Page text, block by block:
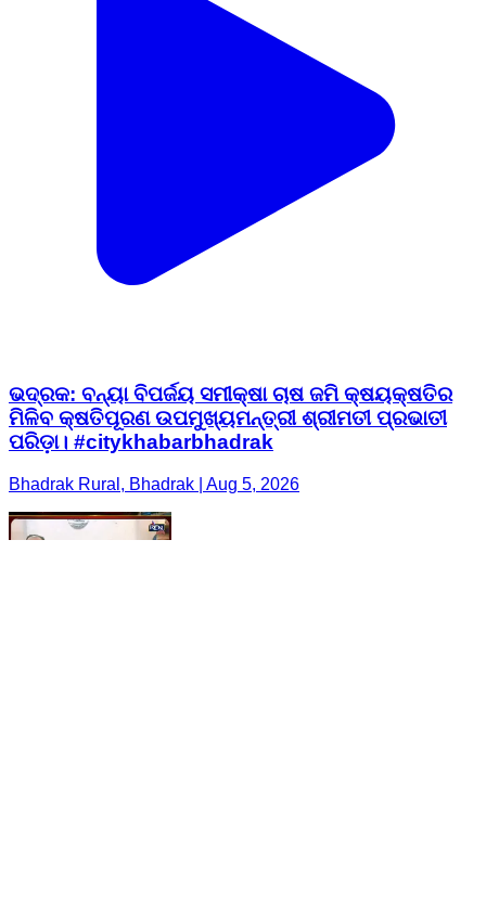
ଭଦ୍ରକ: ବନ୍ୟା ବିପର୍ଜୟ ସମୀକ୍ଷା ଚାଷ ଜମି କ୍ଷୟକ୍ଷତିର
ମିଳିବ କ୍ଷତିପୂରଣ ଉପମୁଖ୍ୟମନ୍ତ୍ରୀ ଶ୍ରୀମତୀ ପ୍ରଭାତୀ
ପରିଡ଼ା। #citykhabarbhadrak
Bhadrak Rural, Bhadrak | Aug 5, 2026